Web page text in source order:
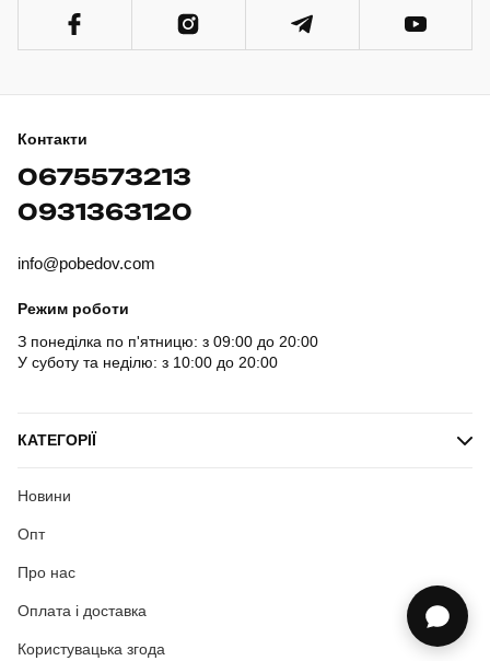
Контакти
0675573213
0931363120
info@pobedov.com
Режим роботи
З понеділка по п'ятницю: з 09:00 до 20:00
У суботу та неділю: з 10:00 до 20:00
КАТЕГОРІЇ
Новини
Опт
Про нас
Оплата і доставка
Користувацька згода